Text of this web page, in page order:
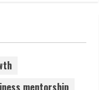
a Global